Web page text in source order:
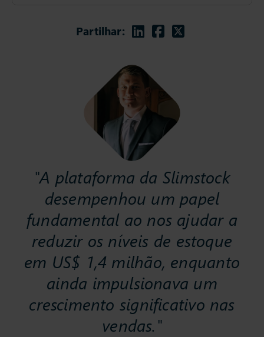
"A plataforma da Slimstock
desempenhou um papel
fundamental ao nos ajudar a
reduzir os níveis de estoque
em US$ 1,4 milhão, enquanto
ainda impulsionava um
crescimento significativo nas
vendas."
Partilhar: Linkedin
Facebook
Twitter